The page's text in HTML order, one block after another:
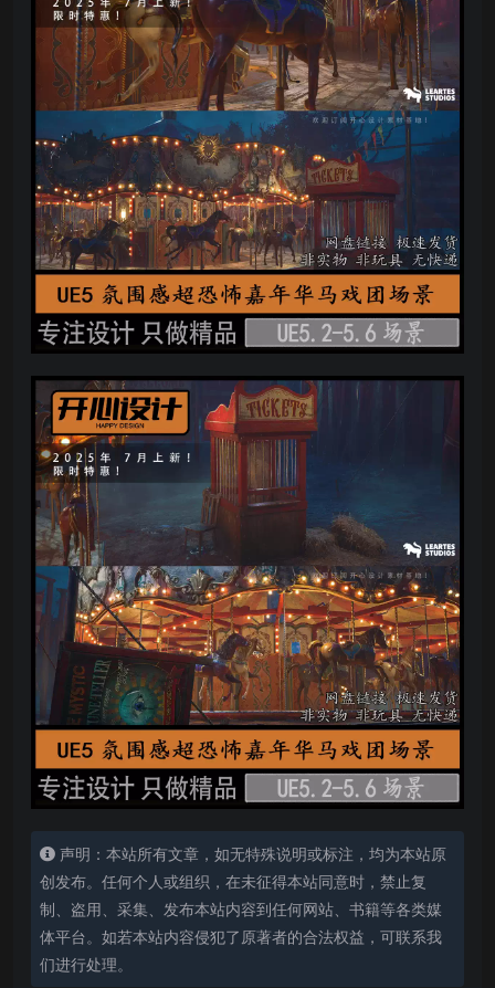
声明：本站所有文章，如无特殊说明或标注，均为本站原
创发布。任何个人或组织，在未征得本站同意时，禁止复
制、盗用、采集、发布本站内容到任何网站、书籍等各类媒
体平台。如若本站内容侵犯了原著者的合法权益，可联系我
们进行处理。